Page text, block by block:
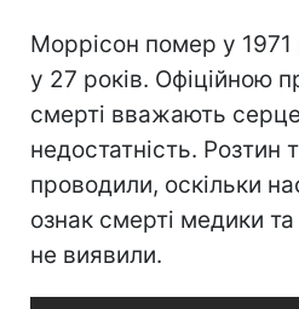
Моррісон помер у 1971
у 27 років. Офіційною
смерті вважають
недостатність. Розтин
проводили, оскільки
ознак смерті медики
не виявили.